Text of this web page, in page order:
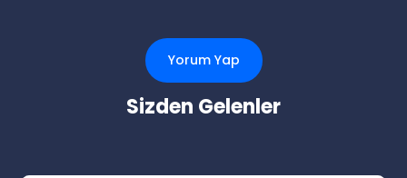
Yorum Yap
Sizden Gelenler